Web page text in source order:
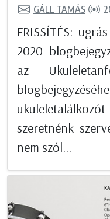
GÁLL TAMÁS
FRISSÍTÉS:
2020
az
szeretnénk
nem szól...